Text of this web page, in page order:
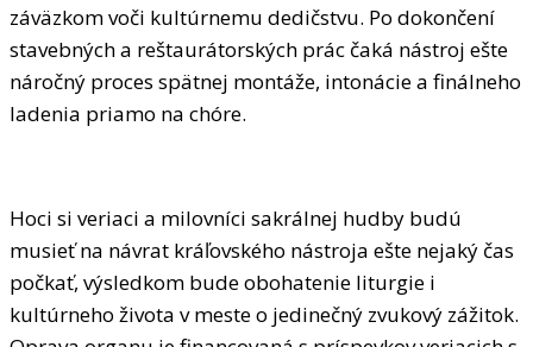
záväzkom voči kultúrnemu dedičstvu. Po dokončení
stavebných a reštaurátorských prác čaká nástroj ešte
náročný proces spätnej montáže, intonácie a finálneho
ladenia priamo na chóre.
Hoci si veriaci a milovníci sakrálnej hudby budú
musieť na návrat kráľovského nástroja ešte nejaký čas
počkať, výsledkom bude obohatenie liturgie i
kultúrneho života v meste o jedinečný zvukový zážitok.